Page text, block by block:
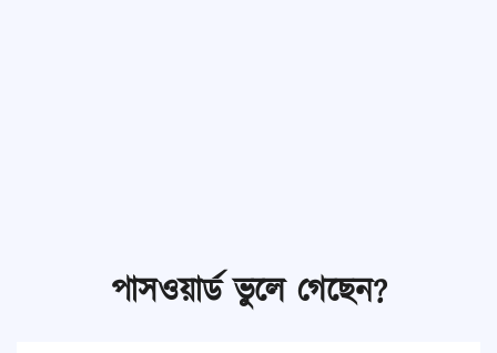
পাসওয়ার্ড ভুলে গেছেন?